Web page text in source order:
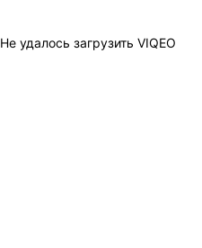
Не удалось загрузить VIQEO